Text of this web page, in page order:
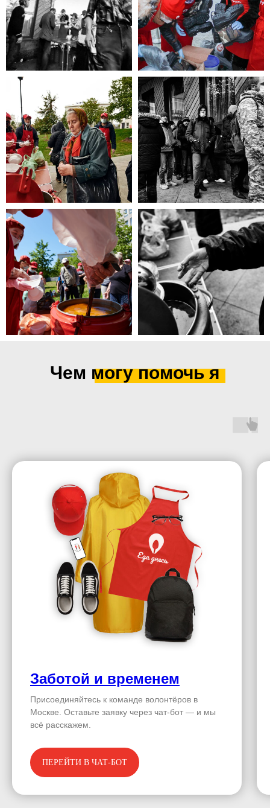
Чем могу помочь я
Заботой и временем
Присоединяйтесь к команде волонтёров в
Москве. Оставьте заявку через чат-бот — и мы
всё расскажем.
ПЕРЕЙТИ В ЧАТ-БОТ
Если Вы нуждаетесь в помощи, то
эта информация для Вас.
Каждый может оказаться в
сложной жизненной ситуации,
главное - знать, к кому обратиться
за помощью!
Помощь нужна
Вам?
ЧИТАТЬ